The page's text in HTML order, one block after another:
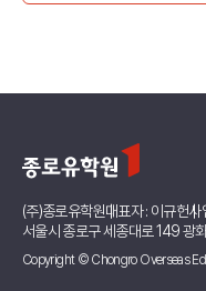
(주)종로유학원대표자 : 이규헌사
서울시 종로구 세종대로 149 광
Copyright © Chongro Overseas